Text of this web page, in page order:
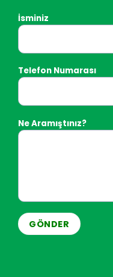
İsminiz
Telefon Numarası
Ne Aramıştınız?
eşdeğer olan
bağlanır.
ve akım oranı
sekonder sargıdan
ile bağlanması
bağlantısının